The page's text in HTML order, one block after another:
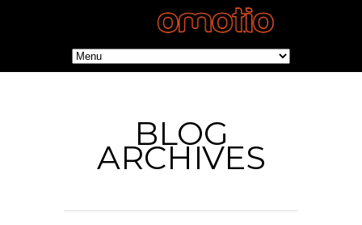
BLOG
ARCHIVES